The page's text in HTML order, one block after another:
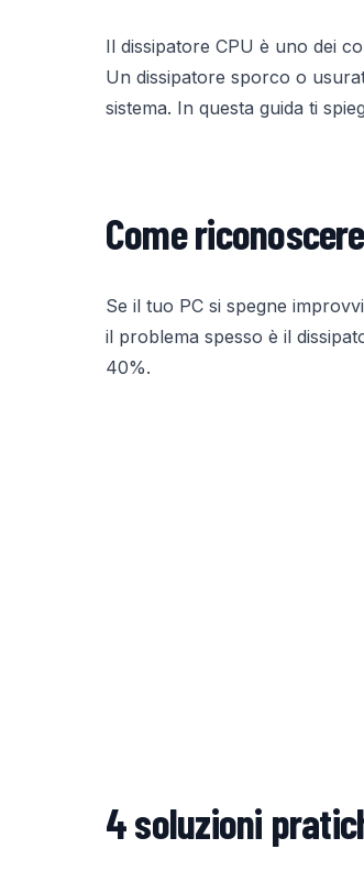
Il dissipatore CPU è uno dei
Un dissipatore sporco o
sistema. In questa guida ti
Come
Se il tuo PC si spegne
il problema spesso è il
40%.
4 soluzioni